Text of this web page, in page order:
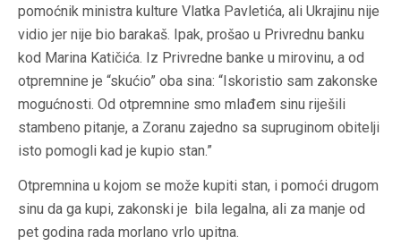
pomoćnik ministra kulture Vlatka Pavletića, ali Ukrajinu nije
vidio jer nije bio barakaš. Ipak, prošao u Privrednu banku
kod Marina Katičića. Iz Privredne banke u mirovinu, a od
otpremnine je “skućio” oba sina: “Iskoristio sam zakonske
mogućnosti. Od otpremnine smo mlađem sinu riješili
stambeno pitanje, a Zoranu zajedno sa supruginom obitelji
isto pomogli kad je kupio stan.”
Otpremnina u kojom se može kupiti stan, i pomoći drugom
sinu da ga kupi, zakonski je bila legalna, ali za manje od
pet godina rada morlano vrlo upitna.